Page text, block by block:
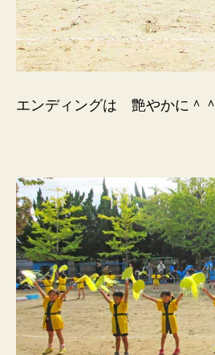
エンディングは 艶やかに＾＾